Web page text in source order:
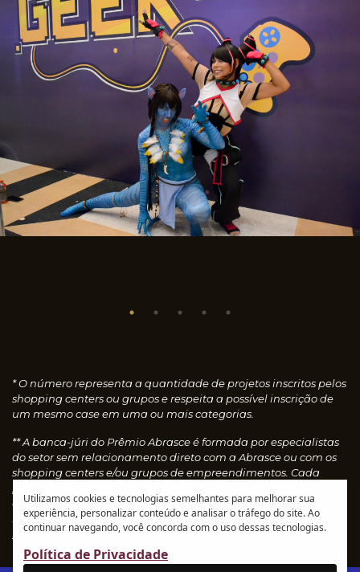
* O número representa a quantidade de projetos inscritos pelos
shopping centers ou grupos e respeita a possível inscrição de
um mesmo case em uma ou mais categorias.
** A banca-júri do Prêmio Abrasce é formada por especialistas
do setor sem relacionamento direto com a Abrasce ou com os
shopping centers e/ou grupos de empreendimentos. Cada
concedendo notas, que são calculadas automaticamente e
resultam nos vencedores de cada categoria.Leia o
regulamento
Utilizamos cookies e tecnologias semelhantes para melhorar sua
experiência, personalizar conteúdo e analisar o tráfego do site. Ao
continuar navegando, você concorda com o uso dessas tecnologias.
Política de Privacidade